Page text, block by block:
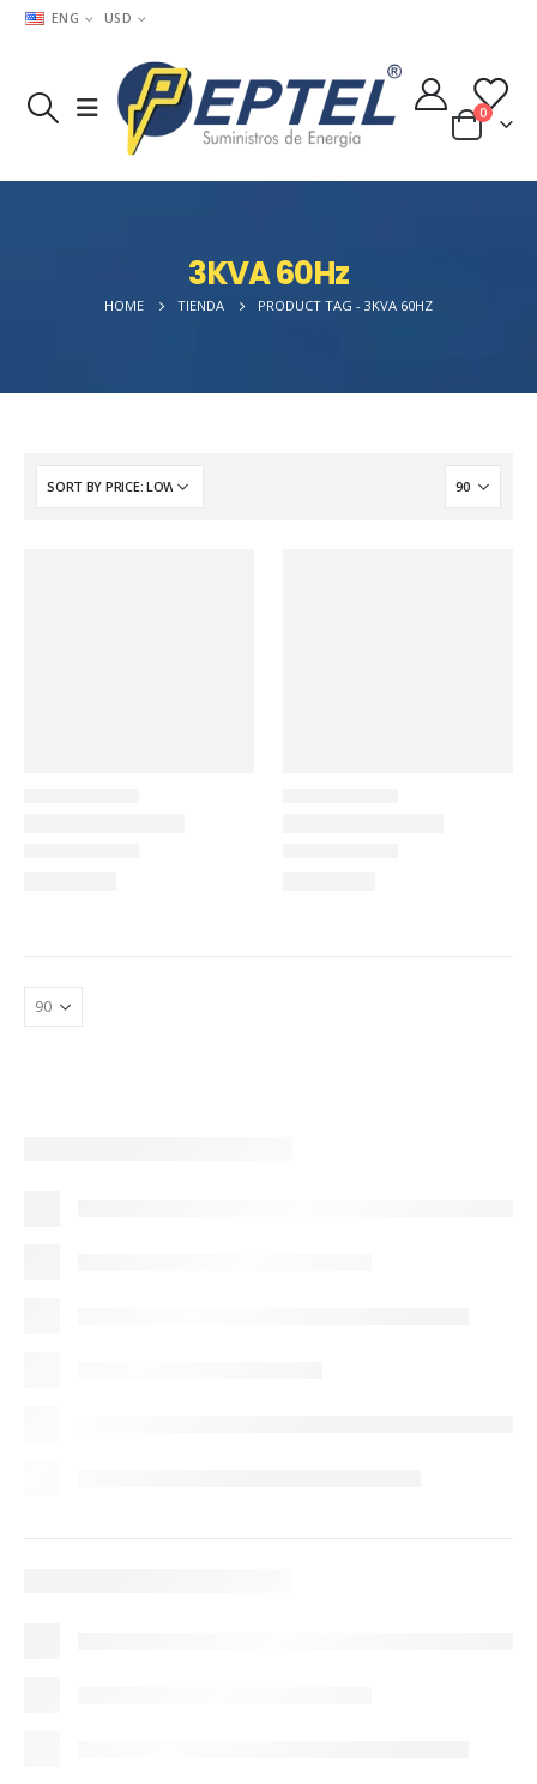
ENG USD
0
3KVA 60Hz
HOME TIENDA PRODUCT TAG - 3KVA 60HZ